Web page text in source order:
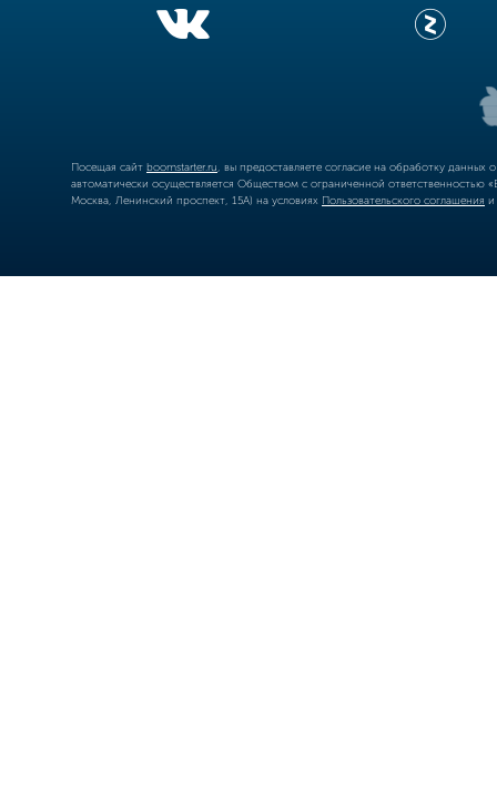
Посещая сайт boomstarter.ru , вы предоставляете согласие на обработку
автоматически осуществляется Обществом с ограниченной
Москва, Ленинский проспект, 15А) на условиях Пользовательского соглашения и